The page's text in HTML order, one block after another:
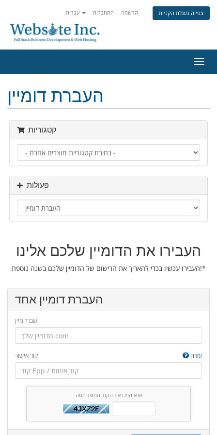
התחברות הרשמה צפייה בעגלת הקניות
ניווט
העברת דומיין
קטגוריות
פעולות
העבירו את הדומיין שלכם אלינו
העבירו עכשיו בכדי להאריך את הרישום של הדומיין שלכם בשנה נוספת!*
העברת דומיין אחד
שם דומיין
קוד אישור עזרה
אנא הזינו את הקוד המוצג מטה